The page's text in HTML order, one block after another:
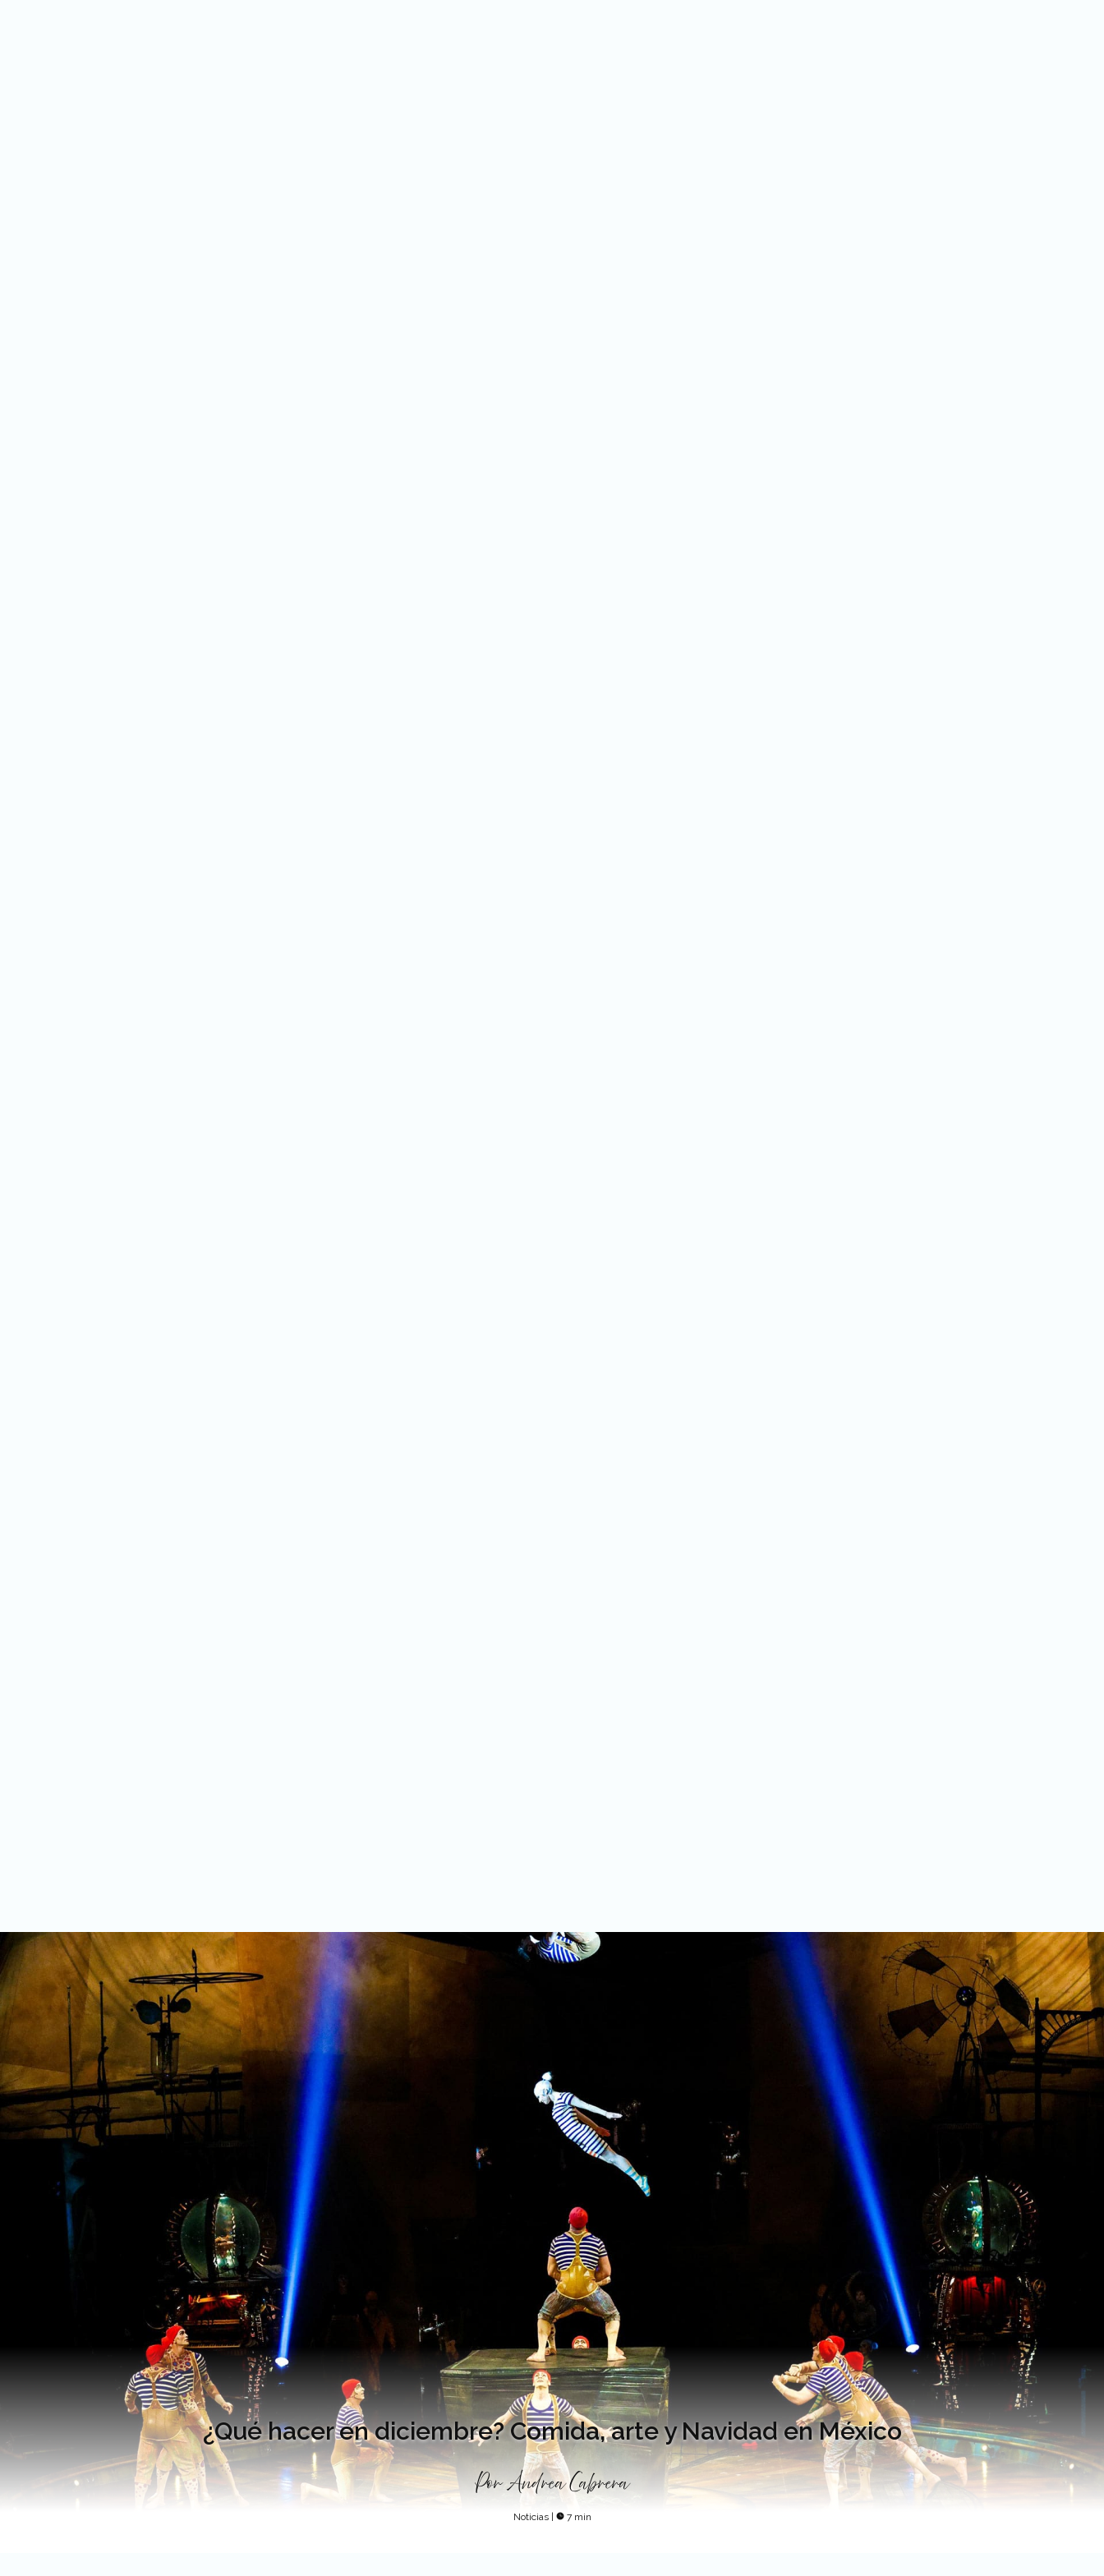
¿Qué hacer en diciembre? Comida, arte y Navidad en México
Por Andrea Cabrera
Noticias 7 min